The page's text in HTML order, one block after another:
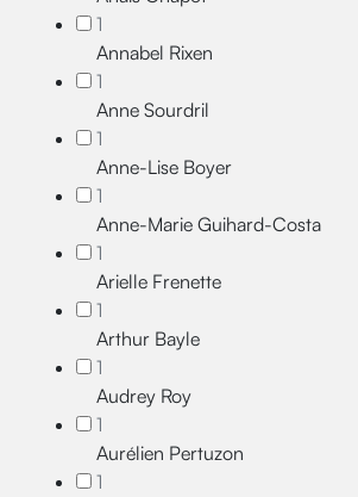
1
Annabel Rixen
1
Anne Sourdril
1
Anne-Lise Boyer
1
Anne-Marie Guihard-Costa
1
Arielle Frenette
1
Arthur Bayle
1
Audrey Roy
1
Aurélien Pertuzon
1